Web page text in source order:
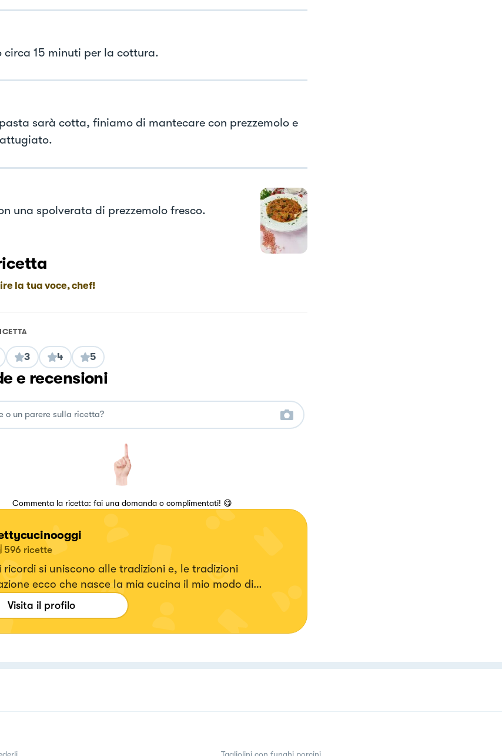
circa 15 minuti per la cottura.
sarà cotta, finiamo di mantecare con prezzemolo e
una spolverata di prezzemolo fresco.
la tua voce, chef!
3 4 5
e recensioni
Commenta la ricetta: fai una domanda o complimentati! 😋
596 ricette
ricordi si uniscono alle tradizioni e, le tradizioni
ecco che nasce la mia cucina il mio modo di
il cibo. Ricette veloci senza mai tralasciare il
Visita il profilo
Tagliolini con funghi porcini